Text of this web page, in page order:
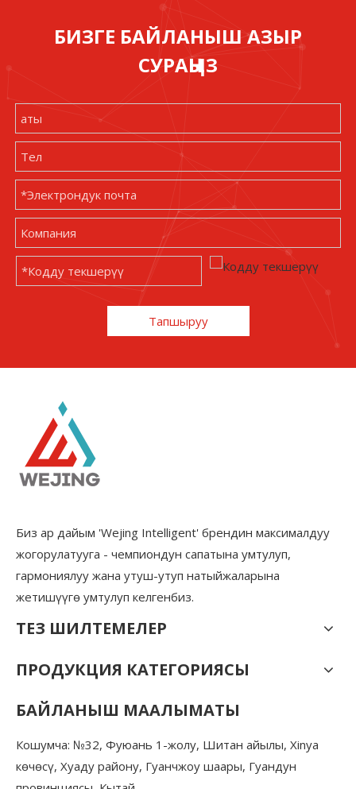
БИЗГЕ БАЙЛАНЫШ АЗЫР
СУРАҢЫЗ
Тапшыруу
Биз ар дайым 'Wejing Intelligent' брендин максималдуу
жогорулатууга - чемпиондун сапатына умтулуп,
гармониялуу жана утуш-утуп натыйжаларына
жетишүүгө умтулуп келгенбиз.
ТЕЗ ШИЛТЕМЕЛЕР
ПРОДУКЦИЯ КАТЕГОРИЯСЫ
БАЙЛАНЫШ МААЛЫМАТЫ
Кошумча: №32, Фуюань 1-жолу, Шитан айылы, Xinya
көчөсү, Хуаду району, Гуанчжоу шаары, Гуандун